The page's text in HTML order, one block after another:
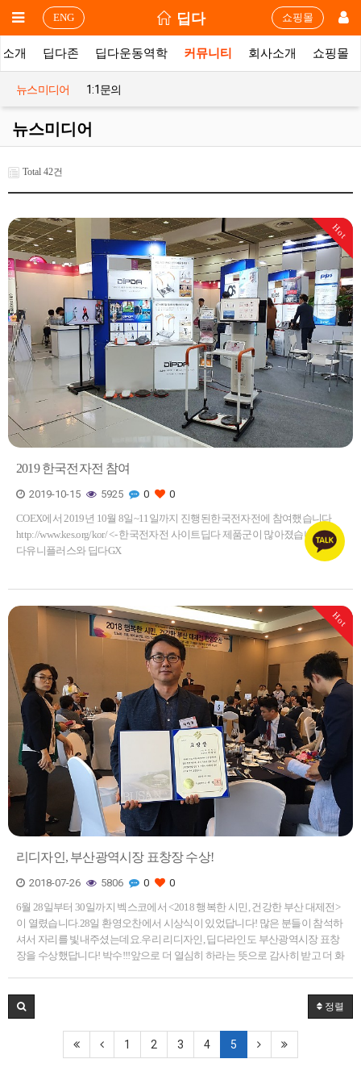
ENG 딥다 쇼핑몰
개 딥다존 딥다운동역학 커뮤니티 회사소개 쇼핑몰
뉴스미디어 1:1문의
뉴스미디어
Total 42건
Hot
2019 한국전자전 참여
2019-10-15 5925 0
0
COEX에서 2019년 10월 8일~11일까지 진행된한국전자전에 참여했습니다
http://www.kes.org/kor/ <- 한국전자전 사이트​​​딥다 제품군이 많아졌습니다!! ​​딥
다유니플러스와 딥다GX
Hot
리디자인, 부산광역시장 표창장 수상!
2018-07-26 5806 0
0
6월 28일부터 30일까지 벡스코에서 <2018 행복한 시민, 건강한 부산 대제전>
이 열렸습니다.28일 환영오찬에서 시상식이 있었답니다! 많은 분들이 참석하
셔서 자리를 빛내주셨는데요.우리 리디자인, 딥다라인도 부산광역시장 표창
장을 수상했답니다! 박수!!!앞으로 더 열심히 하라는 뜻으로 감사히 받고 더 화
정렬
1 2 3 4 5